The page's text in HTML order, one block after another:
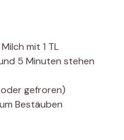
mit 1 TL
5 Minuten stehen
gefroren)
Bestäuben